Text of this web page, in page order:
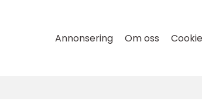
Annonsering Om oss